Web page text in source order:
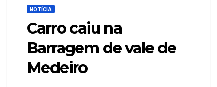
NOTÍCIA
Carro caiu na
Barragem de vale de
Medeiro